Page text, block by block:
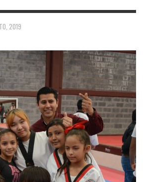
2019